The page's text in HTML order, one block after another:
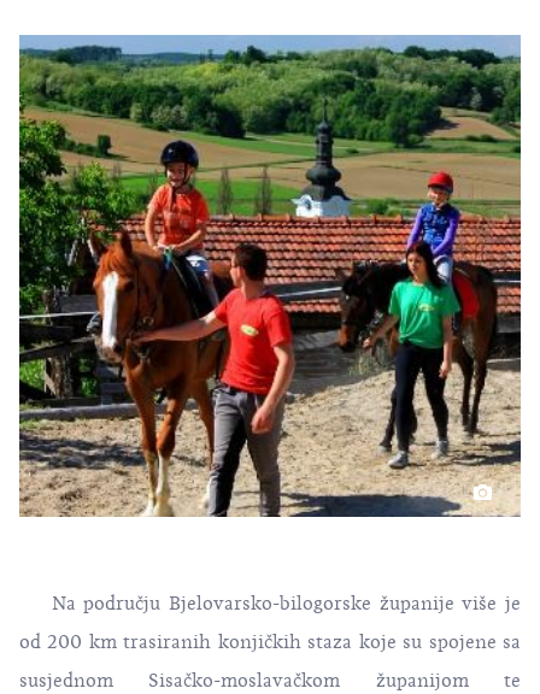
Na području Bjelovarsko-bilogorske županije više je
od 200 km trasiranih konjičkih staza koje su spojene sa
susjednom Sisačko-moslavačkom županijom te